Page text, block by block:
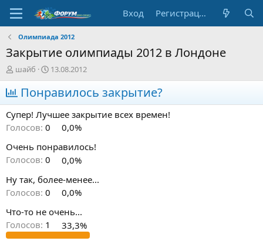
Вход Регистрация
Олимпиада 2012
Закрытие олимпиады 2012 в Лондоне
А
в
т
о
р
т
е
ы
шайб
Д
а
т
а
н
а
л
13.08.2012
Понравилось закрытие?
Супер! Лучшее закрытие всех времен!
Голосов: 0
0,0%
Очень понравилось!
Голосов: 0
0,0%
Ну так, более-менее...
Голосов: 0
0,0%
Что-то не очень...
Голосов: 1 33,3%